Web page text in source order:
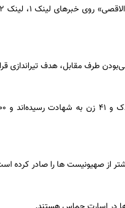
طرف مقابل، هدف تیراندازی
از صهیونیست ها را صادر کرده